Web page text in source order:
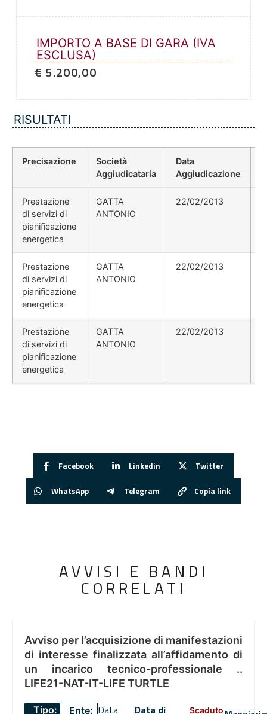
IMPORTO A BASE DI GARA (IVA
ESCLUSA)
€ 5.200,00
RISULTATI
Precisazione
Società
Aggiudicataria
Data
Aggiudicazione
Prestazione
di servizi di
pianificazione
energetica
GATTA
ANTONIO
22/02/2013
Prestazione
di servizi di
pianificazione
energetica
GATTA
ANTONIO
22/02/2013
Prestazione
di servizi di
pianificazione
energetica
GATTA
ANTONIO
22/02/2013
Facebook Linkedin Twitter
WhatsApp Telegram Copia link
AVVISI E BANDI
CORRELATI
Avviso per l’acquisizione di manifestazioni
di interesse finalizzata all’affidamento di
un incarico tecnico-professionale ..
LIFE21-NAT-IT-LIFE TURTLE
Tipo: Ente: Data Data di Scaduto